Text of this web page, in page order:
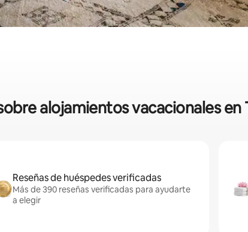
alojamientos vacacionales en
Reseñas de huéspedes verificadas
Más de 390 reseñas verificadas para ayudarte
a elegir